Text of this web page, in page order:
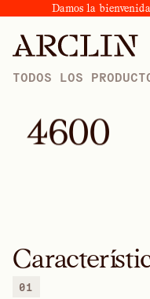
Damos la
TODOS LOS
4600
01